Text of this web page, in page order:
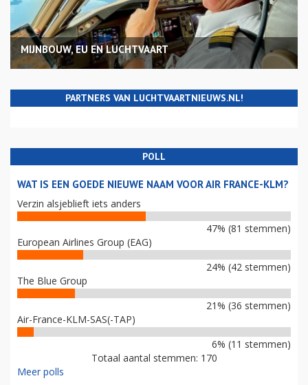
MIJNBOUW, EU EN LUCHTVAART
PARTNERS VAN LUCHTVAARTNIEUWS.NL!
POLL
WAT IS EEN GOEDE NIEUWE NAAM VOOR AIR FRANCE-KLM?
Verzin alsjeblieft iets anders
47% (81 stemmen)
European Airlines Group (EAG)
24% (42 stemmen)
The Blue Group
21% (36 stemmen)
Air-France-KLM-SAS(-TAP)
6% (11 stemmen)
Totaal aantal stemmen: 170
Meer polls